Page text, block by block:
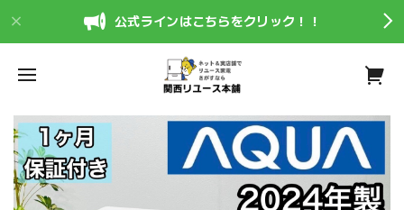
公式ラインはこちらをクリック！！